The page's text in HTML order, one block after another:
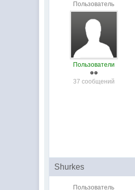
Пользователь
Пользователи
37 сообщений
Shurkes
Пользователь